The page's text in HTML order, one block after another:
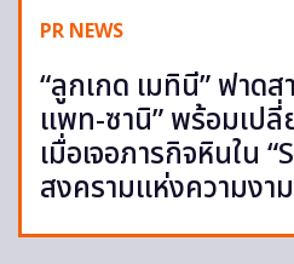
PR NEWS
“ลูกเกด เมทินี” ฟาดส
แพท-ซานิ” พร้อมเป
เมื่อเจอภารกิจหินใน
สงครามแห่งความงา